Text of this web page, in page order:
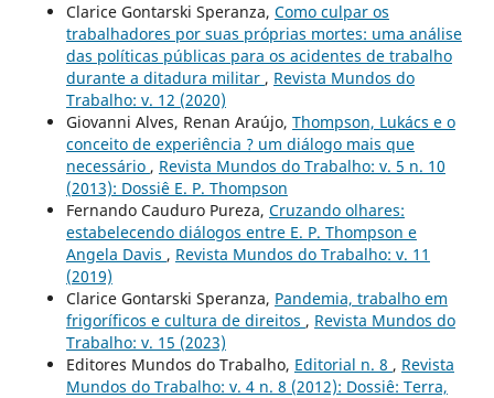
Clarice Gontarski Speranza, Como culpar os
trabalhadores por suas próprias mortes: uma análise
das políticas públicas para os acidentes de trabalho
durante a ditadura militar , Revista Mundos do
Trabalho: v. 12 (2020)
Giovanni Alves, Renan Araújo, Thompson, Lukács e o
conceito de experiência ? um diálogo mais que
necessário , Revista Mundos do Trabalho: v. 5 n. 10
(2013): Dossiê E. P. Thompson
Fernando Cauduro Pureza, Cruzando olhares:
estabelecendo diálogos entre E. P. Thompson e
Angela Davis , Revista Mundos do Trabalho: v. 11
(2019)
Clarice Gontarski Speranza, Pandemia, trabalho em
frigoríficos e cultura de direitos , Revista Mundos do
Trabalho: v. 15 (2023)
Editores Mundos do Trabalho, Editorial n. 8 , Revista
Mundos do Trabalho: v. 4 n. 8 (2012): Dossiê: Terra,